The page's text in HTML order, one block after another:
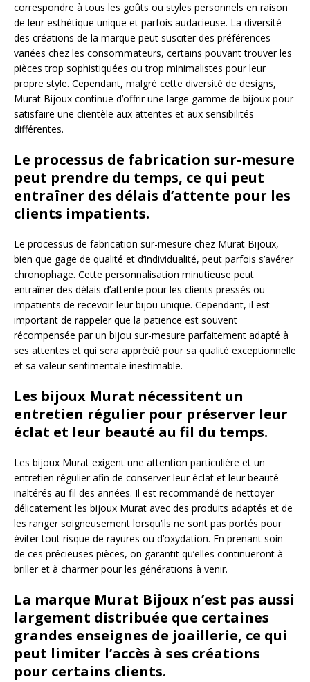
correspondre à tous les goûts ou styles personnels en raison
de leur esthétique unique et parfois audacieuse. La diversité
des créations de la marque peut susciter des préférences
variées chez les consommateurs, certains pouvant trouver les
pièces trop sophistiquées ou trop minimalistes pour leur
propre style. Cependant, malgré cette diversité de designs,
Murat Bijoux continue d’offrir une large gamme de bijoux pour
satisfaire une clientèle aux attentes et aux sensibilités
différentes.
Le processus de fabrication sur-mesure
peut prendre du temps, ce qui peut
entraîner des délais d’attente pour les
clients impatients.
Le processus de fabrication sur-mesure chez Murat Bijoux,
bien que gage de qualité et d’individualité, peut parfois s’avérer
chronophage. Cette personnalisation minutieuse peut
entraîner des délais d’attente pour les clients pressés ou
impatients de recevoir leur bijou unique. Cependant, il est
important de rappeler que la patience est souvent
récompensée par un bijou sur-mesure parfaitement adapté à
ses attentes et qui sera apprécié pour sa qualité exceptionnelle
et sa valeur sentimentale inestimable.
Les bijoux Murat nécessitent un
entretien régulier pour préserver leur
éclat et leur beauté au fil du temps.
Les bijoux Murat exigent une attention particulière et un
entretien régulier afin de conserver leur éclat et leur beauté
inaltérés au fil des années. Il est recommandé de nettoyer
délicatement les bijoux Murat avec des produits adaptés et de
les ranger soigneusement lorsqu’ils ne sont pas portés pour
éviter tout risque de rayures ou d’oxydation. En prenant soin
de ces précieuses pièces, on garantit qu’elles continueront à
briller et à charmer pour les générations à venir.
La marque Murat Bijoux n’est pas aussi
largement distribuée que certaines
grandes enseignes de joaillerie, ce qui
peut limiter l’accès à ses créations
pour certains clients.